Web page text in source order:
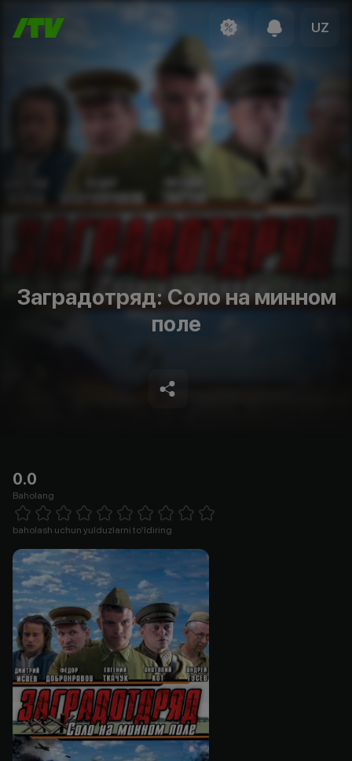
UZ
Заградотряд: Соло на минном
поле
0.0
Baholang
1 Star 2 Stars 3 Stars 4 Stars5 Stars 6 Stars7 Stars8 Stars
baholash uchun yulduzlarni to'ldiring